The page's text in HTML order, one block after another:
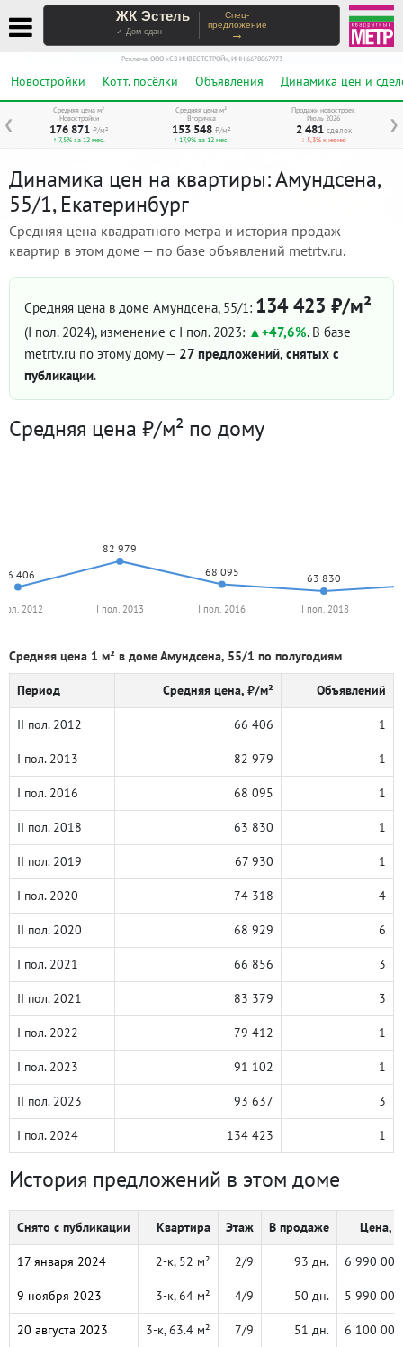
ЖК Эстель
✓ Дом сдан
Спец-
предложение
→
Реклама. ООО «СЗ ИНВЕСТСТРОЙ», ИНН 6678067973
Новостройки Котт. посёлки Объявления Динамика цен и
❮ ❯
Средняя цена м²
Новостройки
176 871 ₽/м²
↑ 7,5% за 12 мес.
Средняя цена м²
Вторичка
153 548 ₽/м²
↑ 17,9% за 12 мес.
Продажи новостроек
Июль 2026
2 481 сделок
↓ 5,3% к июню
Динамика цен на квартиры: Амундсена,
55/1, Екатеринбург
Средняя цена квадратного метра и история продаж
квартир в этом доме — по базе объявлений metrtv.ru.
Средняя цена в доме Амундсена, 55/1: 134 423 ₽/м²
(I пол. 2024), изменение с I пол. 2023: +47,6%. В базе
metrtv.ru по этому дому — 27 предложений, снятых с
публикации.
Средняя цена ₽/м² по дому
66 406
82 979
68 095
63 830
2012 I пол. 2013 I пол. 2016 II пол. 2018
Средняя цена 1 м² в доме Амундсена, 55/1 по полугодиям
Период Средняя цена, ₽/м² Объявлений
II пол. 2012 66 406 1
I пол. 2013 82 979 1
I пол. 2016 68 095 1
II пол. 2018 63 830 1
II пол. 2019 67 930 1
I пол. 2020 74 318 4
II пол. 2020 68 929 6
I пол. 2021 66 856 3
II пол. 2021 83 379 3
I пол. 2022 79 412 1
I пол. 2023 91 102 1
II пол. 2023 93 637 3
I пол. 2024 134 423 1
История предложений в этом доме
Снято с публикации Квартира Этаж В продаже Цена, ₽
17 января 2024 2-к, 52 м² 2/9 93 дн. 6 990 000
9 ноября 2023 3-к, 64 м² 4/9 50 дн. 5 990 000
20 августа 2023 3-к, 63.4 м² 7/9 51 дн. 6 100 000